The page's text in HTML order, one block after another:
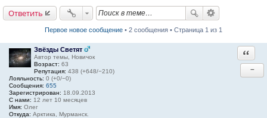
Ответить
Первое новое сообщение • 2 сообщения • Страница 1 из 1
Звёзды Светят
Автор темы, Новичок
Возраст: 63
Репутация: 438 (+648/−210)
Лояльность: 0 (+0/−0)
Сообщения: 655
Зарегистрирован: 18.09.2013
С нами: 12 лет 10 месяцев
Имя: Олег
Откуда: Арктика, Мурманск.
−